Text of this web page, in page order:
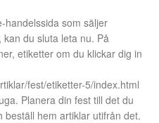
handelssida som säljer
du sluta leta nu. På
etiketter om du klickar dig in
fest/etiketter-5/index.html
Planera din fest till det du
hem artiklar utifrån det.